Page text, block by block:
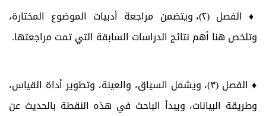
♦
الفصل (٢)، ويتضمن مراجعة أدبيات الموضوع المختارة،
وتلخص هنا أهم نتائج الدراسات السابقة التي تمت مراجعتها.
♦ الفصل (٣)، ويشمل السياق، والعينة، وتطوير أداة القياس،
وطريقة البيانات، ويبدأ الباحث في هذه النقطة بالحديث عن